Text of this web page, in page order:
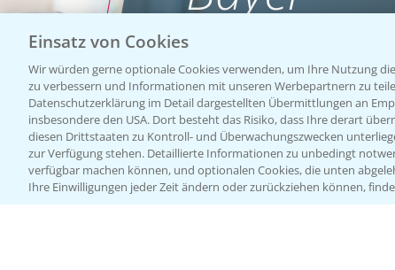
WEBSITE BESUCHEN
Einsatz von Cookies
Wir würden gerne optionale Cookies verwenden, um Ihre Nutzung
zu verbessern und Informationen mit unseren Werbepartnern zu
Datenschutzerklärung im Detail dargestellten Übermittlungen an
insbesondere den USA. Dort besteht das Risiko, dass Ihre derart
diesen Drittstaaten zu Kontroll- und Überwachungszwecken
zur Verfügung stehen. Detaillierte Informationen zu unbedingt
verfügbar machen können, und optionalen Cookies, die unten
Ihre Einwilligungen jeder Zeit ändern oder zurückziehen können,